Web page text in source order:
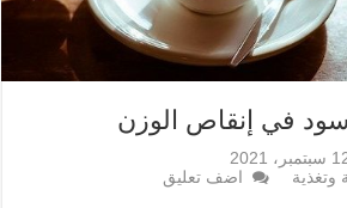
في إنقاص الوزن
2021
اضف تعليق